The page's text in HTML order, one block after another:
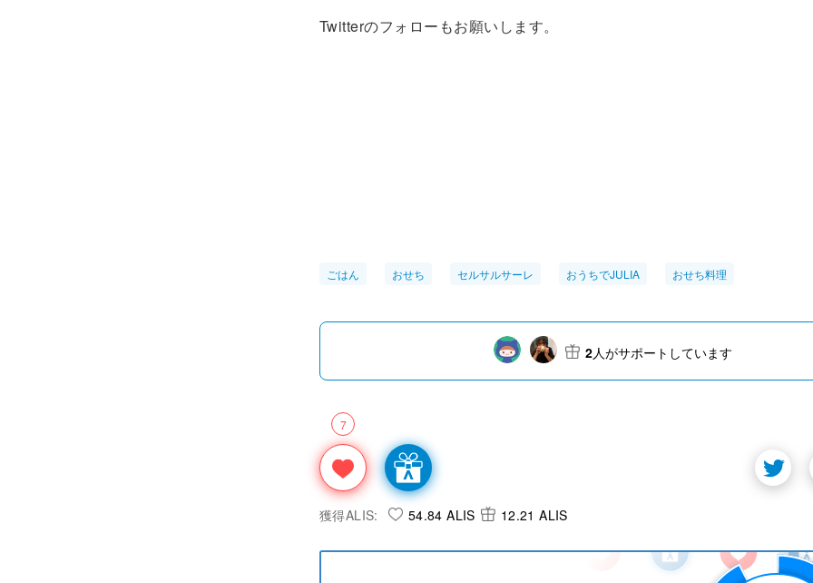
Twitterのフォローもお願いします。
ごはん おせち セルサルサーレ おうちでJULIA おせち料理
7
2人がサポートしています
獲得ALIS: 54.84 ALIS 12.21 ALIS